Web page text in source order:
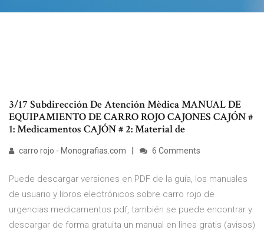
3/17 Subdirección De Atención Mèdica MANUAL DE
EQUIPAMIENTO DE CARRO ROJO CAJONES CAJÓN #
1: Medicamentos CAJÓN # 2: Material de
carro rojo - Monografias.com 6 Comments
Puede descargar versiones en PDF de la guía, los manuales
de usuario y libros electrónicos sobre carro rojo de
urgencias medicamentos pdf, también se puede encontrar y
descargar de forma gratuita un manual en línea gratis (avisos)